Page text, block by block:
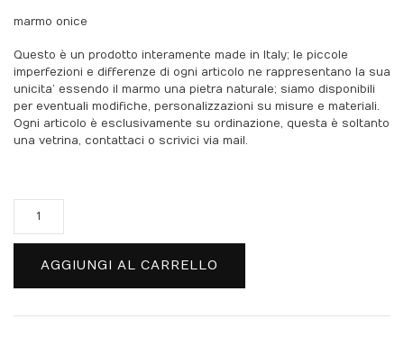
marmo onice
Questo è un prodotto interamente made in Italy; le piccole
imperfezioni e differenze di ogni articolo ne rappresentano la sua
unicita’ essendo il marmo una pietra naturale; siamo disponibili
per eventuali modifiche, personalizzazioni su misure e materiali.
Ogni articolo è esclusivamente su ordinazione, questa è soltanto
una vetrina, contattaci o scrivici via mail.
Conchiglia
AGGIUNGI AL CARRELLO